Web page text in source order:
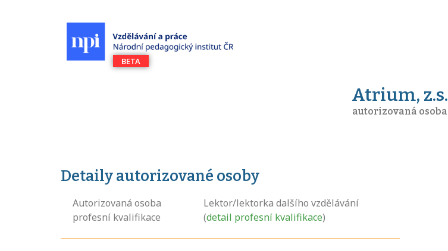
Atrium, z.s.
autorizovaná osoba
Detaily autorizované osoby
Autorizovaná osoba
profesní kvalifikace
Lektor/lektorka dalšího vzdělávání
(detail profesní kvalifikace)